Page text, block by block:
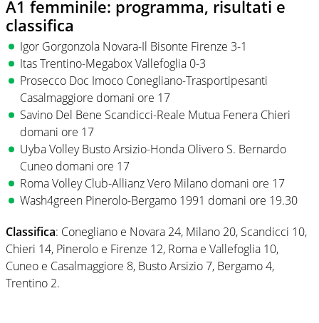
A1 femminile: programma, risultati e
classifica
Igor Gorgonzola Novara-Il Bisonte Firenze 3-1
Itas Trentino-Megabox Vallefoglia 0-3
Prosecco Doc Imoco Conegliano-Trasportipesanti
Casalmaggiore domani ore 17
Savino Del Bene Scandicci-Reale Mutua Fenera Chieri
domani ore 17
Uyba Volley Busto Arsizio-Honda Olivero S. Bernardo
Cuneo domani ore 17
Roma Volley Club-Allianz Vero Milano domani ore 17
Wash4green Pinerolo-Bergamo 1991 domani ore 19.30
Classifica: Conegliano e Novara 24, Milano 20, Scandicci 10,
Chieri 14, Pinerolo e Firenze 12, Roma e Vallefoglia 10,
Cuneo e Casalmaggiore 8, Busto Arsizio 7, Bergamo 4,
Trentino 2.